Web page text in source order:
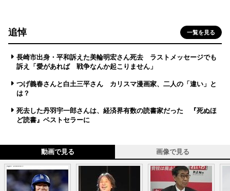
追悼 一覧を見る
長崎市出身・平和訴えた美輪明宏さん死去 ラストメッセージでも
訴え「愛があれば 戦争なんか起こりません」
つげ義春さんと白土三平さん カリスマ漫画家、二人の「違い」と
は？
死去した丹羽宇一郎さんは、経済界有数の読書家だった 『死ぬほ
ど読書』ベストセラーに
動画で見る 画像で見る